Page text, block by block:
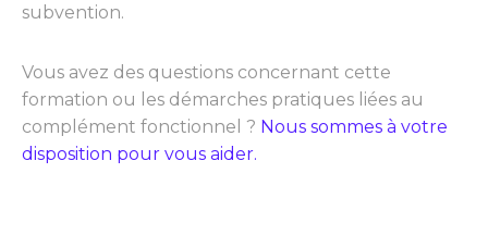
subvention.
Vous avez des questions concernant cette
formation ou les démarches pratiques liées au
complément fonctionnel ? Nous sommes à votre
disposition pour vous aider.